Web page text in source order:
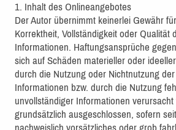
1. Inhalt des Onlineangebotes
Der Autor übernimmt keinerlei Gewähr
Korrektheit, Vollständigkeit oder Qualität
Informationen. Haftungsansprüche
sich auf Schäden materieller oder
durch die Nutzung oder Nichtnutzung
Informationen bzw. durch die Nutzung
unvollständiger Informationen
grundsätzlich ausgeschlossen, sofern